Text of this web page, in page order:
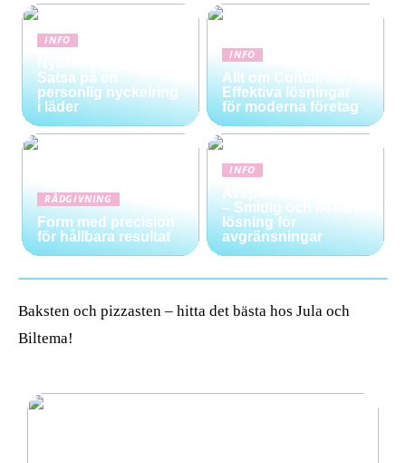
INFO
Nyckelring med stil:
Satsa på en
personlig nyckelring
i läder
INFO
Allt om Containrar:
Effektiva lösningar
för moderna företag
RÅDGIVNING
Form med precision
för hållbara resultat
INFO
Avspärrningsstolpar
– Smidig och flexibel
lösning för
avgränsningar
Baksten och pizzasten – hitta det bästa hos Jula och
Biltema!